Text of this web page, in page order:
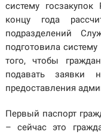
систему
концу года
подразделений
подготовила
того, чтобы
подавать заявки
предоставления
Первый паспорт
– сейчас это